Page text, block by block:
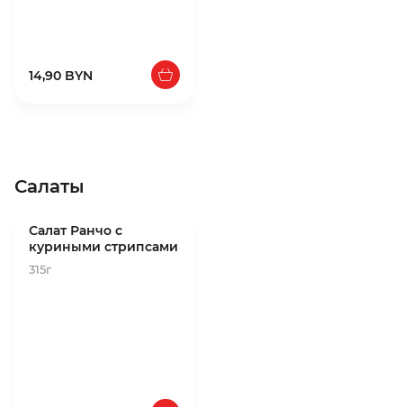
14,90 BYN
Салаты
Салат Ранчо с
куриными стрипсами
315г